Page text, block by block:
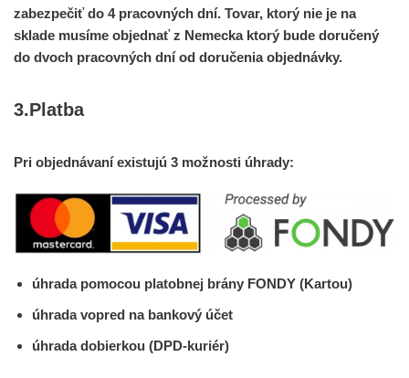
zabezpečiť do 4 pracovných dní. Tovar, ktorý nie je na
sklade musíme objednať z Nemecka ktorý bude doručený
do dvoch pracovných dní od doručenia objednávky.
3.Platba
Pri objednávaní existujú 3 možnosti úhrady:
úhrada pomocou platobnej brány FONDY (Kartou)
úhrada vopred na bankový účet
úhrada dobierkou (DPD-kuriér)